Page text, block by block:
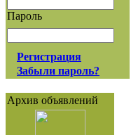
Пароль
Регистрация
Забыли пароль?
Архив объявлений